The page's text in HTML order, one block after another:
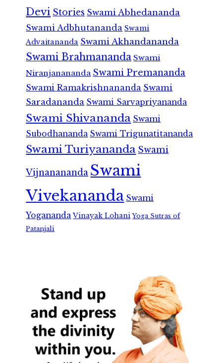
Devi Stories Swami Abhedananda
Swami Adbhutananda Swami
Advaitananda Swami Akhandananda
Swami Brahmananda Swami
Niranjanananda Swami Premananda
Swami Ramakrishnananda Swami
Saradananda Swami Sarvapriyananda
Swami Shivananda Swami
Subodhananda Swami Trigunatitananda
Swami Turiyananda Swami
Vijnanananda Swami
Vivekananda Swami
Yogananda Vinayak Lohani Yoga Sutras of
Patanjali